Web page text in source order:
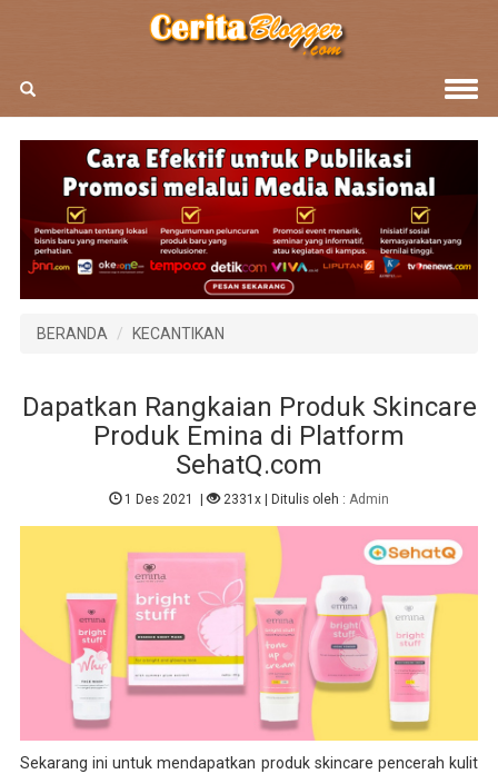
BERANDA KECANTIKAN
Dapatkan Rangkaian Produk Skincare
Produk Emina di Platform
SehatQ.com
1 Des 2021 | 2331x | Ditulis oleh :Admin
Sekarang ini untuk mendapatkan produk skincare pencerah kulit